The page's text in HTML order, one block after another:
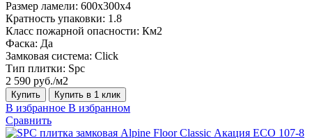
Размер ламели: 600х300х4
Кратность упаковки: 1.8
Класс пожарной опасности: Км2
Фаска: Да
Замковая система: Click
Тип плитки: Spc
2 590 руб./м2
Купить Купить в 1 клик
В избранное В избранном
Сравнить